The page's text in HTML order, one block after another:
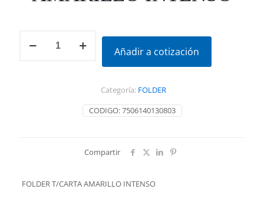
T/CARTA
Añadir a cotización
CODIGO:7506140130803
Categoría: FOLDER
Compartir
FOLDER T/CARTA AMARILLO INTENSO